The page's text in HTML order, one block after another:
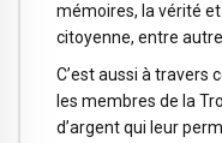
mémoires, la vérité
citoyenne, entre
C’est aussi à travers
les membres de la
d’argent qui leur